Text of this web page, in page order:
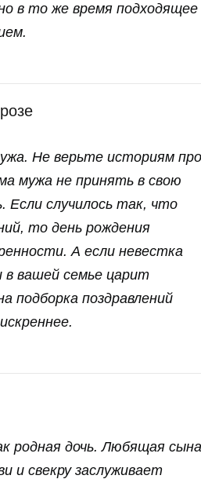
в то же время подходящее
Не верьте историям про
мужа не принять в свою
Если случилось так, что
то день рождения
А если невестка
в вашей семье царит
подборка поздравлений
родная дочь. Любящая сына
и свекру заслуживает